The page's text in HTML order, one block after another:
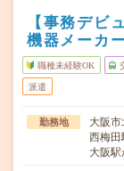
【事務デビ
機器メーカ
職種未経験OK
派遣
勤務地
大阪
西梅
大阪